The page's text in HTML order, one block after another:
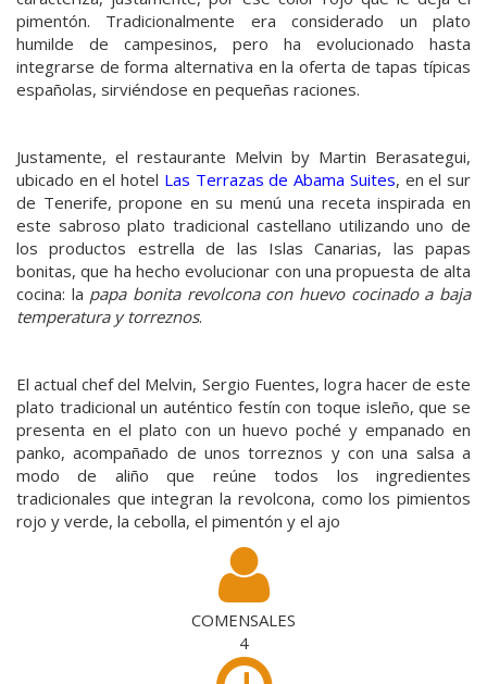
pimentón. Tradicionalmente era considerado un plato
humilde de campesinos, pero ha evolucionado hasta
integrarse de forma alternativa en la oferta de tapas típicas
españolas, sirviéndose en pequeñas raciones.
Justamente, el restaurante Melvin by Martin Berasategui,
ubicado en el hotel Las Terrazas de Abama Suites, en el sur
de Tenerife, propone en su menú una receta inspirada en
este sabroso plato tradicional castellano utilizando uno de
los productos estrella de las Islas Canarias, las papas
bonitas, que ha hecho evolucionar con una propuesta de alta
cocina: la papa bonita revolcona con huevo cocinado a baja
temperatura y torreznos.
El actual chef del Melvin, Sergio Fuentes, logra hacer de este
plato tradicional un auténtico festín con toque isleño, que se
presenta en el plato con un huevo poché y empanado en
panko, acompañado de unos torreznos y con una salsa a
modo de aliño que reúne todos los ingredientes
tradicionales que integran la revolcona, como los pimientos
rojo y verde, la cebolla, el pimentón y el ajo
COMENSALES
4